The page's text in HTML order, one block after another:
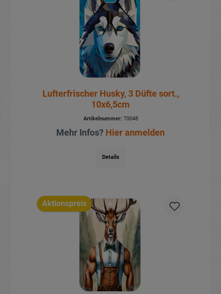
Lufterfrischer Husky, 3 Düfte sort.,
10x6,5cm
Artikelnummer:70048
Mehr Infos? Hier anmelden
Details
Aktionspreis